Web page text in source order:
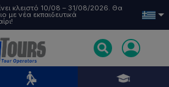
κλειστό 10/08 – 31/08/2026. Θα
με νέα εκπαιδευτικά